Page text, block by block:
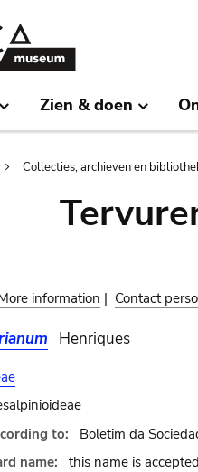
Zien & doen
Collecties, archieven en
information | Contact
Henriques
to:
Boletim da
name:
this name is accepted